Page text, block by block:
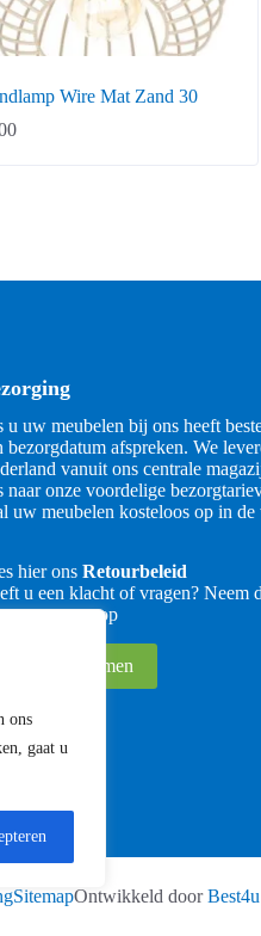
ons
gaat u
Wire Mat Zand 30
u uw meubelen bij ons heeft
bezorgdatum afspreken. We
vanuit ons centrale
naar onze voordelige
uw meubelen kosteloos op in
hier ons Retourbeleid
u een klacht of vragen? Neem
met ons op
Contact opnemen
SitemapOntwikkeld door